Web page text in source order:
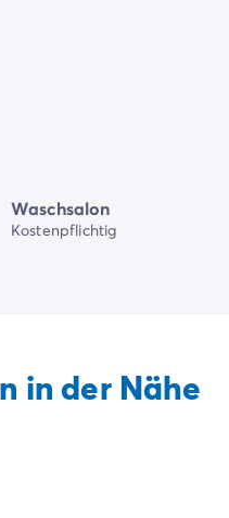
Waschsalon
Kostenpflichtig
in der Nähe